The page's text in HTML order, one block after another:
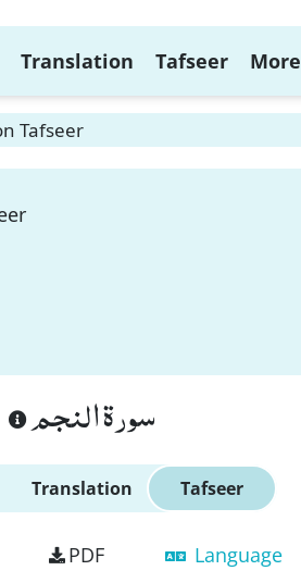
Translation Tafseer More
Tafseer
سورة النجم
Translation Tafseer
PDF Language